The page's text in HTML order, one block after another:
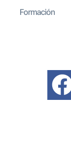
Formación